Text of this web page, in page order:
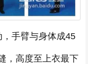
手臂与身体成45
，高度至上衣最下